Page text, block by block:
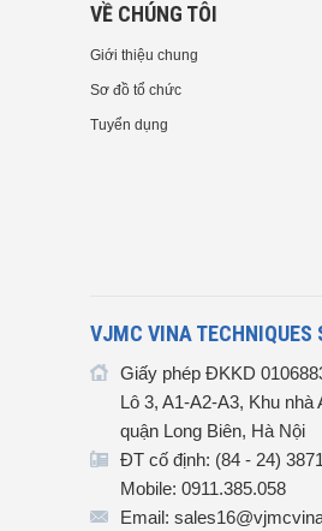
VỀ CHÚNG TÔI
Giới thiệu chung
Sơ đồ tổ chức
Tuyển dụng
VJMC VINA TECHNIQUES
Giấy phép ĐKKD
Lô 3, A1-A2-A3, Khu
quận Long Biên, Hà Nội
ĐT cố định: (84 - 24)
Mobile: 0911.385.058
Email: